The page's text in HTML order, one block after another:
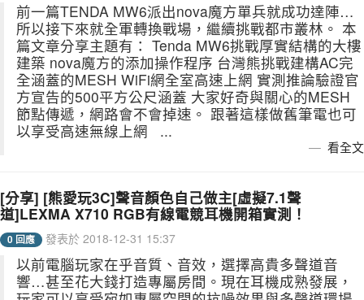
前一篇TENDA MW6派出nova魔方單兵就成功達陣…
所以接下來就全軍轉換戰場，繼續挑戰都市叢林。 本
篇文章分享主題有： Tenda MW6挑戰厚實結構的大樓
建築 nova魔方的添加操作程序 台灣熊挑戰建構AC完
全涵蓋的MESH WiFi網全室高速上網 實測推論驗證官
方宣告的500平方公尺涵蓋 大家好奇與關心的MESH
節點傳遞，網路會不會掉速。 跟著這樣做舊筆電也可
以享受高速無線上網 ...
看全文
[分享] [熊愛玩3C]聲音顏色自己做主[虛擬7.1聲
道]LEXMA X710 RGB有線電競耳機開箱實測！
0 回應 發表於 2018-12-31 15:37
以前電腦玩家在乎音質、音效，選擇高貴多聲道音
響…甚至花大錢打造專屬房間。現在耳機成熟發展，